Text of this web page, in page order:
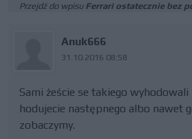
Przejdź do wpisu Ferrari ostatecznie bez
Anuk666
31.10.2016 08:58
Sami żeście se takiego
hodujecie następnego albo nawet
zobaczymy.